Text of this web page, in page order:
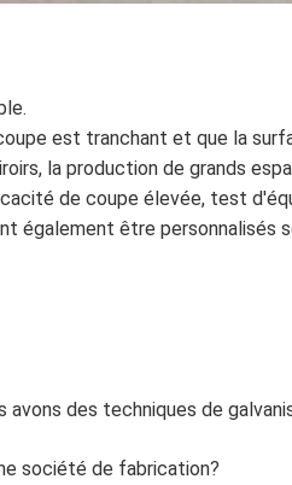
est tranchant et que la
la production de grands
de coupe élevée, test
également être personnalisés
des techniques de
société de fabrication?